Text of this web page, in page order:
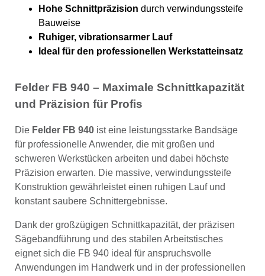
Hohe Schnittpräzision durch verwindungssteife
Bauweise
Ruhiger, vibrationsarmer Lauf
Ideal für den professionellen Werkstatteinsatz
Felder FB 940 – Maximale Schnittkapazität
und Präzision für Profis
Die Felder FB 940 ist eine leistungsstarke Bandsäge
für professionelle Anwender, die mit großen und
schweren Werkstücken arbeiten und dabei höchste
Präzision erwarten. Die massive, verwindungssteife
Konstruktion gewährleistet einen ruhigen Lauf und
konstant saubere Schnittergebnisse.
Dank der großzügigen Schnittkapazität, der präzisen
Sägebandführung und des stabilen Arbeitstisches
eignet sich die FB 940 ideal für anspruchsvolle
Anwendungen im Handwerk und in der professionellen